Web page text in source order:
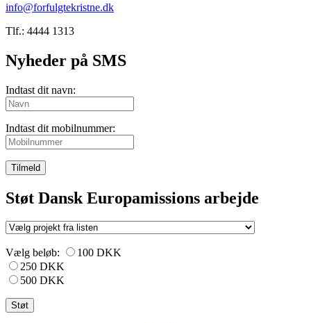
info@forfulgtekristne.dk
Tlf.: 4444 1313
Nyheder på SMS
Indtast dit navn:
Indtast dit mobilnummer:
Tilmeld
Støt Dansk Europamissions arbejde
Vælg beløb:
100 DKK
250 DKK
500 DKK